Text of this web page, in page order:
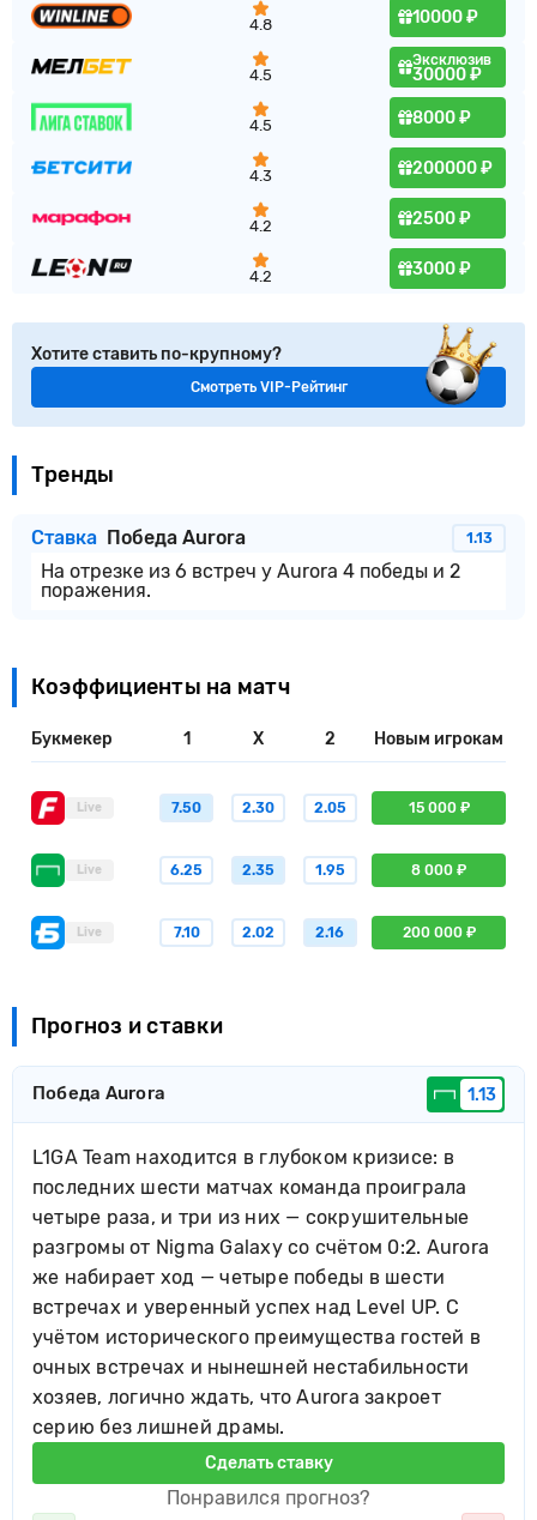
4.8 10000 ₽
4.5
Эксклюзив
30000 ₽
4.5 8000 ₽
4.3 200000 ₽
4.2 2500 ₽
4.2 3000 ₽
Хотите ставить по-крупному?
Смотреть VIP-Рейтинг
Тренды
Ставка Победа Aurora 1.13
На отрезке из 6 встреч у Aurora 4 победы и 2
поражения.
Коэффициенты на матч
Букмекер 1 X 2 Новым игрокам
Live 7.50 2.30 2.05 15 000 ₽
Live 6.25 2.35 1.95 8 000 ₽
Live 7.10 2.02 2.16 200 000 ₽
Прогноз и ставки
Победа Aurora 1.13
L1GA Team находится в глубоком кризисе: в
последних шести матчах команда проиграла
четыре раза, и три из них — сокрушительные
разгромы от Nigma Galaxy со счётом 0:2. Aurora
же набирает ход — четыре победы в шести
встречах и уверенный успех над Level UP. С
учётом исторического преимущества гостей в
очных встречах и нынешней нестабильности
хозяев, логично ждать, что Aurora закроет
серию без лишней драмы.
Сделать ставку
Понравился прогноз?